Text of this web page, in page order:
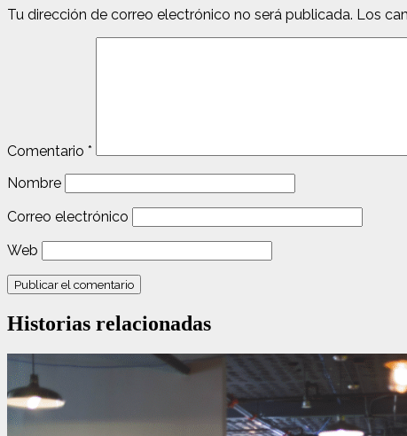
Tu dirección de correo electrónico no será publicada. Los
Comentario *
Nombre
Correo electrónico
Web
Historias relacionadas